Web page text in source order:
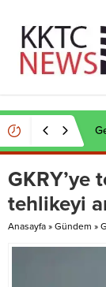
GKRY’ye
tehlikeyi
Anasayfa » Gündem »